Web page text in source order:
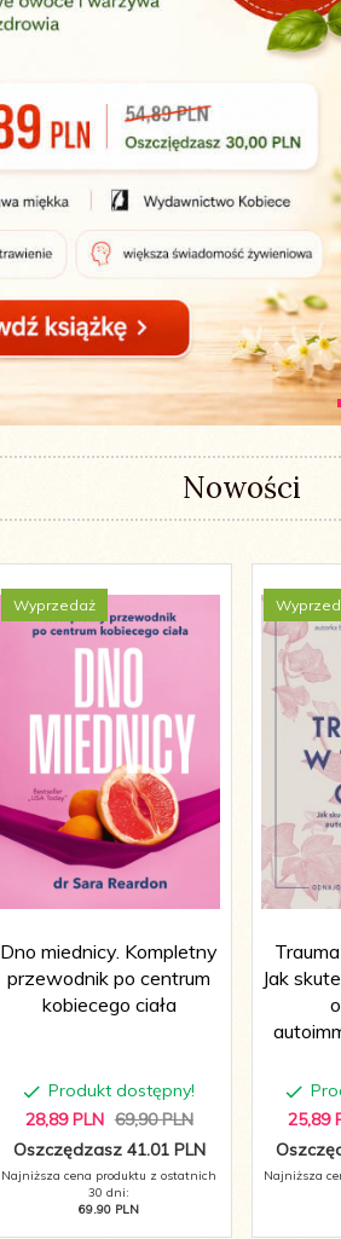
Nowości
Wyprzedaż
Dno miednicy. Kompletny
przewodnik po centrum
kobiecego ciała
Produkt dostępny!
28,89 PLN 69,90 PLN
Oszczędzasz 41.01 PLN
Najniższa cena produktu z ostatnich
30 dni:
69.90 PLN
Jak
25,89
Najniższa